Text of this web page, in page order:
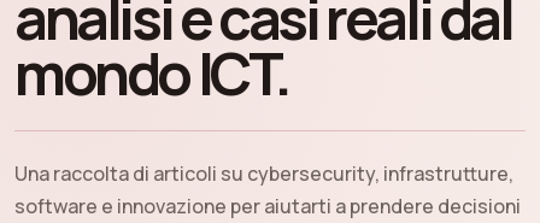
analisi e casi reali dal
mondo ICT.
Una raccolta di articoli su cybersecurity, infrastrutture,
software e innovazione per aiutarti a prendere decisioni